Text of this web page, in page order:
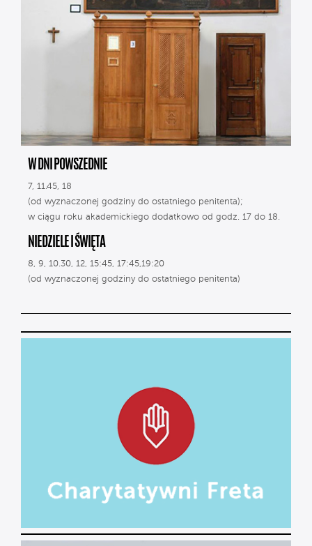
W DNI POWSZEDNIE
7, 11.45, 18
(od wyznaczonej godziny do ostatniego penitenta);
w ciągu roku akademickiego dodatkowo od godz. 17 do 18.
NIEDZIELE I ŚWIĘTA
8, 9, 10.30, 12, 15:45, 17:45,19:20
(od wyznaczonej godziny do ostatniego penitenta)